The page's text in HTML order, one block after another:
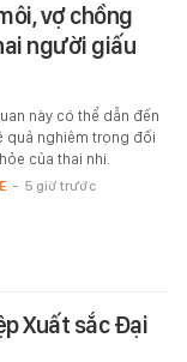
vợ chồng
người giấu
này có thể dẫn đến
quả nghiêm trọng đối
của thai nhi.
- 5 giờ trước
Xuất sắc Đại